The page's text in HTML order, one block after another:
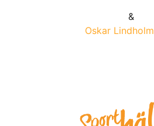
&
Oskar Lindholm